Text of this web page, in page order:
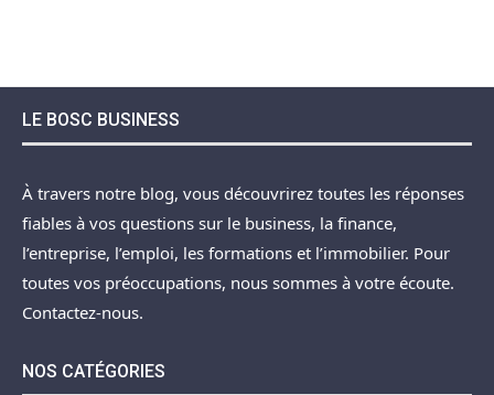
LE BOSC BUSINESS
À travers notre blog, vous découvrirez toutes les réponses
fiables à vos questions sur le business, la finance,
l’entreprise, l’emploi, les formations et l’immobilier. Pour
toutes vos préoccupations, nous sommes à votre écoute.
Contactez-nous.
NOS CATÉGORIES